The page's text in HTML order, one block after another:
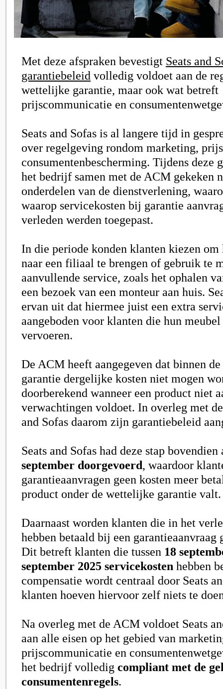
Met deze afspraken bevestigt Seats and
garantiebeleid volledig voldoet aan de
wettelijke garantie, maar ook wat betreft
prijscommunicatie en
Seats and Sofas is al langere tijd in
over regelgeving rondom marketing,
consumentenbescherming. Tijdens deze
het bedrijf samen met de ACM gekeken
onderdelen van de dienstverlening,
waarop servicekosten bij garantie
verleden werden toegepast.
In die periode konden klanten kiezen
naar een filiaal te brengen of gebruik te
aanvullende service, zoals het ophalen
een bezoek van een monteur aan huis.
ervan uit dat hiermee juist een extra
aangeboden voor klanten die hun
vervoeren.
De ACM heeft aangegeven dat binnen
garantie dergelijke kosten niet mogen
doorberekend wanneer een product niet
verwachtingen voldoet. In overleg met
and Sofas daarom zijn garantiebeleid
Seats and Sofas had deze stap
september doorgevoerd, waardoor
garantieaanvragen geen kosten meer
product onder de wettelijke garantie valt.
Daarnaast worden klanten die in het
hebben betaald bij een garantieaanvraag
Dit betreft klanten die tussen 18
september 2025 servicekosten hebben
compensatie wordt centraal door Seats
klanten hoeven hiervoor zelf niets te
Na overleg met de ACM voldoet Seats
aan alle eisen op het gebied van
prijscommunicatie en
het bedrijf volledig compliant met de
consumentenregels.